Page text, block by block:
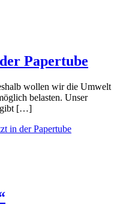
Papertube
wollen wir die Umwelt
belasten. Unser
gibt […]
in der Papertube